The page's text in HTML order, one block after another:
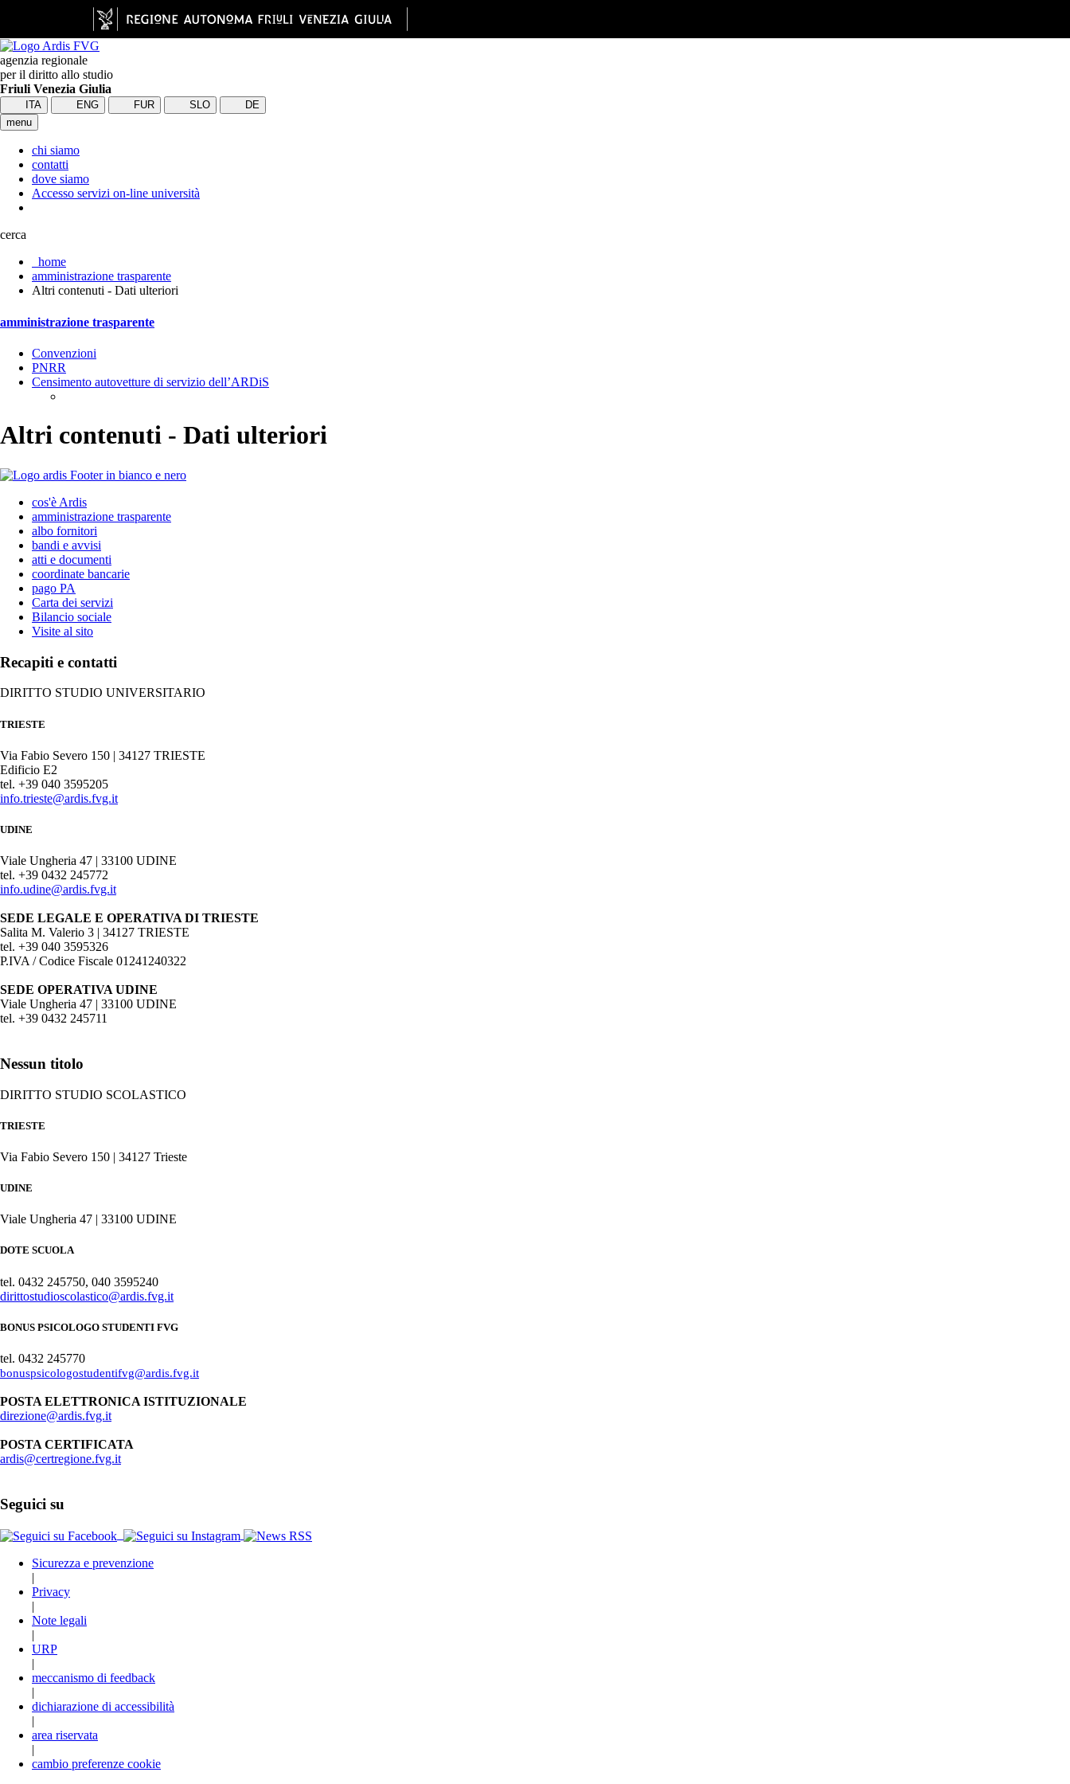
agenzia regionale
per il diritto allo studio
Friuli Venezia Giulia
ITA ENG FUR SLO
DE
menu
chi siamo
contatti
dove siamo
Accesso servizi on-line università
cerca
home
amministrazione trasparente
Altri contenuti - Dati ulteriori
amministrazione trasparente
Convenzioni
PNRR
Censimento autovetture di servizio dell’ARDiS
Altri contenuti - Dati ulteriori
cos'è Ardis
amministrazione trasparente
albo fornitori
bandi e avvisi
atti e documenti
coordinate bancarie
pago PA
Carta dei servizi
Bilancio sociale
Visite al sito
Recapiti e contatti
DIRITTO STUDIO UNIVERSITARIO
TRIESTE
Via Fabio Severo 150 | 34127 TRIESTE
Edificio E2
tel. +39 040 3595205
info.trieste@ardis.fvg.it
UDINE
Viale Ungheria 47 | 33100 UDINE
tel. +39 0432 245772
info.udine@ardis.fvg.it
SEDE LEGALE E OPERATIVA DI TRIESTE
Salita M. Valerio 3 | 34127 TRIESTE
tel. +39 040 3595326
P.IVA / Codice Fiscale 01241240322
SEDE OPERATIVA UDINE
Viale Ungheria 47 | 33100 UDINE
tel. +39 0432 245711
Nessun titolo
DIRITTO STUDIO SCOLASTICO
TRIESTE
Via Fabio Severo 150 | 34127 Trieste
UDINE
Viale Ungheria 47 | 33100 UDINE
DOTE SCUOLA
tel. 0432 245750, 040 3595240
dirittostudioscolastico@ardis.fvg.it
BONUS PSICOLOGO STUDENTI FVG
tel. 0432 245770
bonuspsicologostudentifvg@ardis.fvg.it
POSTA ELETTRONICA ISTITUZIONALE
direzione@ardis.fvg.it
POSTA CERTIFICATA
ardis@certregione.fvg.it
Seguici su
Sicurezza e prevenzione
|
Privacy
|
Note legali
|
URP
|
meccanismo di feedback
|
dichiarazione di accessibilità
|
area riservata
|
cambio preferenze cookie